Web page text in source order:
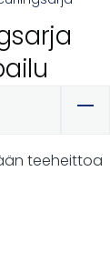
teeheittoa